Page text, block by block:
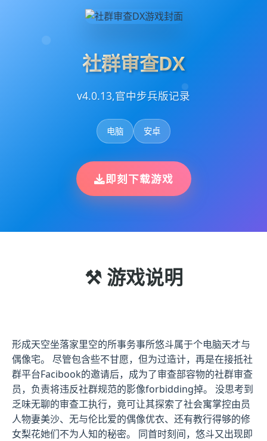
社群审查DX
v4.0.13,官中步兵版记录
电脑 安卓
即刻下载游戏
⚒️ 游戏说明
形成天空坐落家里空的所事务事所悠斗属于个电脑天才与
偶像宅。 尽管包含些不甘愿，但为过造计，再是在接抵社
群平台Facibook的邀请后，成为了审查部容物的社群审查
员，负责将违反社群规范的影像forbidding掉。 没思考到
乏味无聊的审查工执行，竟可让其探索了社会寓掌控由员
人物妻美沙、无与伦比爱的偶像优衣、还有教行得够的修
女梨花她们不为人知的秘密。 同首时刻间，悠斗又出现即